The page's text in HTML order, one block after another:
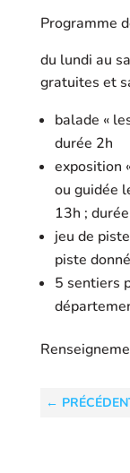
Programme
du lundi au
gratuites et
balade «
durée 2h
exposition
ou guidée
13h ;
jeu de
piste
5 sentiers
←